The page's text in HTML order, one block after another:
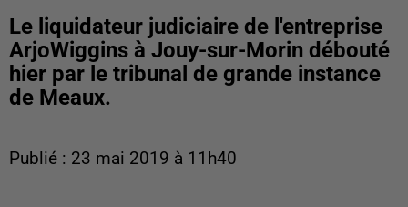
Le liquidateur judiciaire de l'entreprise
ArjoWiggins à Jouy-sur-Morin débouté
hier par le tribunal de grande instance
de Meaux.
Publié : 23 mai 2019 à 11h40